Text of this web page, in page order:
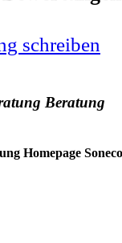
schreiben
Beratung
Homepage Soneco